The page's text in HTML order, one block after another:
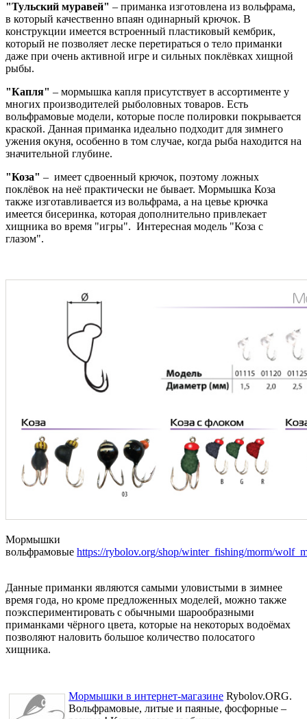
"Тульский муравей" – приманка изготовлена из вольфрама,
в который качественно впаян одинарный крючок. В
конструкции имеется встроенный пластиковый кембрик,
который не позволяет леске перетираться о тело приманки
даже при очень активной игре и сильных поклёвках хищной
рыбы.
"Капля" – мормышка капля присутствует в ассортименте у
многих производителей рыболовных товаров. Есть
вольфрамовые модели, которые после полировки покрывается
краской. Данная приманка идеально подходит для зимнего
ужения окуня, особенно в том случае, когда рыба находится на
значительной глубине.
"Коза" – имеет сдвоенный крючок, поэтому ложных
поклёвок на неё практически не бывает. Мормышка Коза
также изготавливается из вольфрама, а на цевье крючка
имеется бисеринка, которая дополнительно привлекает
хищника во время "игры". Интересная модель "Коза с
глазом".
Мормышки
вольфрамовые https://rybolov.org/shop/winter_fishing/morm/
Данные приманки являются самыми уловистыми в зимнее
время года, но кроме предложенных моделей, можно также
поэкспериментировать с обычными шарообразными
приманками чёрного цвета, которые на некоторых водоёмах
позволяют наловить большое количество полосатого
хищника.
Мормышки в интернет-магазине Rybolov.ORG.
Вольфрамовые, литые и паяные, фосфорные –